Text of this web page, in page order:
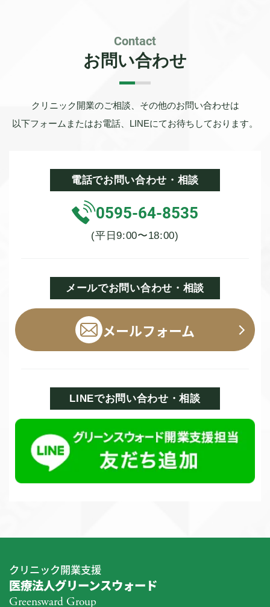
Contact
お問い合わせ
クリニック開業のご相談、その他のお問い合わせは
以下フォームまたはお電話、LINEにてお待ちしております。
電話でお問い合わせ・相談
0595-64-8535
(平日9:00〜18:00)
メールでお問い合わせ・相談
メールフォーム
LINEでお問い合わせ・相談
クリニック開業支援
医療法人グリーンスウォード
Greensward Group